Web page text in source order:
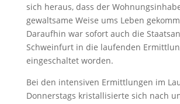
sich heraus, dass der
gewaltsame Weise ums Leben
Daraufhin war sofort auch die
Schweinfurt in die laufenden
eingeschaltet worden.
Bei den intensiven Ermittlungen im
Donnerstags kristallisierte sich nach